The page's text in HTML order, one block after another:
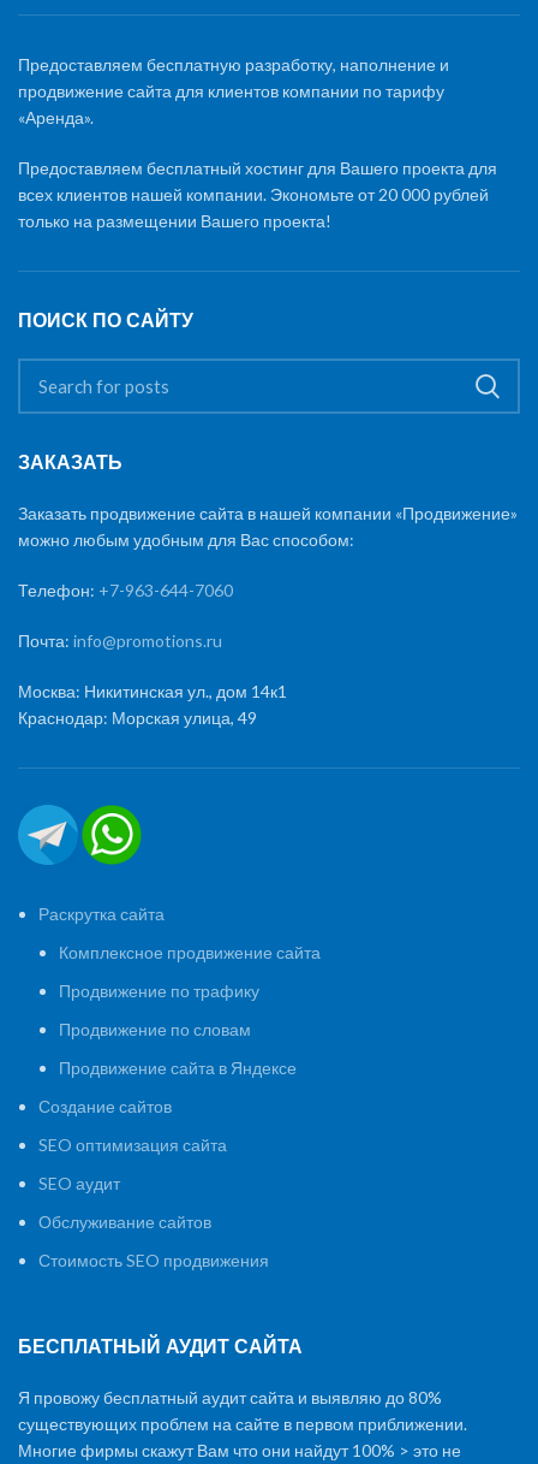
Предоставляем бесплатную разработку, наполнение и
продвижение сайта для клиентов компании по тарифу
«Аренда».
Предоставляем бесплатный хостинг для Вашего проекта для
всех клиентов нашей компании. Экономьте от 20 000 рублей
только на размещении Вашего проекта!
ПОИСК ПО САЙТУ
ЗАКАЗАТЬ
Заказать продвижение сайта в нашей компании «Продвижение»
можно любым удобным для Вас способом:
Телефон: +7-963-644-7060
Почта: info@promotions.ru
Москва: Никитинская ул., дом 14к1
Краснодар: Морская улица, 49
Раскрутка сайта
Комплексное продвижение сайта
Продвижение по трафику
Продвижение по словам
Продвижение сайта в Яндексе
Создание сайтов
SEO оптимизация сайта
SEO аудит
Обслуживание сайтов
Стоимость SEO продвижения
БЕСПЛАТНЫЙ АУДИТ САЙТА
Я провожу бесплатный аудит сайта и выявляю до 80%
существующих проблем на сайте в первом приближении.
Многие фирмы скажут Вам что они найдут 100% > это не